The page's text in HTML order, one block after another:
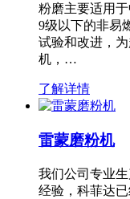
粉磨主要适用
9级以下的非易
试验和改进，
机，…
了解详情
雷蒙磨粉机
我们公司专业
经验，科菲达